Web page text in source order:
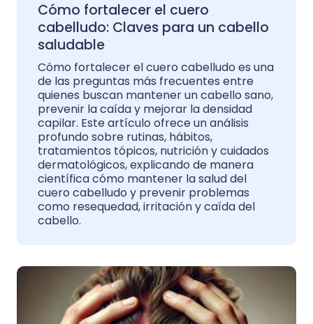
Cómo fortalecer el cuero
cabelludo: Claves para un cabello
saludable
Cómo fortalecer el cuero cabelludo es una
de las preguntas más frecuentes entre
quienes buscan mantener un cabello sano,
prevenir la caída y mejorar la densidad
capilar. Este artículo ofrece un análisis
profundo sobre rutinas, hábitos,
tratamientos tópicos, nutrición y cuidados
dermatológicos, explicando de manera
científica cómo mantener la salud del
cuero cabelludo y prevenir problemas
como resequedad, irritación y caída del
cabello.